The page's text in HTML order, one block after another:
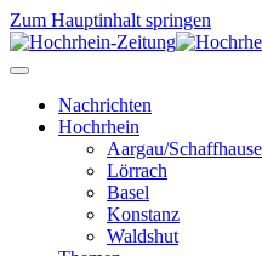
Zum Hauptinhalt springen
Nachrichten
Hochrhein
Aargau/
Lörrach
Basel
Konstanz
Waldshut